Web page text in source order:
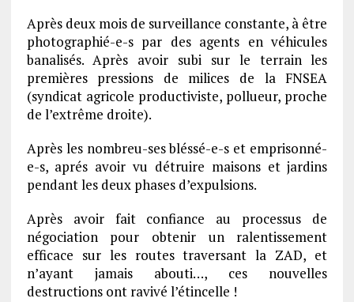
Après deux mois de surveillance constante, à être
photographié-e-s par des agents en véhicules
banalisés. Après avoir subi sur le terrain les
premières pressions de milices de la FNSEA
(syndicat agricole productiviste, pollueur, proche
de l’extrême droite).
Après les nombreu-ses bléssé-e-s et emprisonné-
e-s, aprés avoir vu détruire maisons et jardins
pendant les deux phases d’expulsions.
Après avoir fait confiance au processus de
négociation pour obtenir un ralentissement
efficace sur les routes traversant la ZAD, et
n’ayant jamais abouti…, ces nouvelles
destructions ont ravivé l’étincelle !